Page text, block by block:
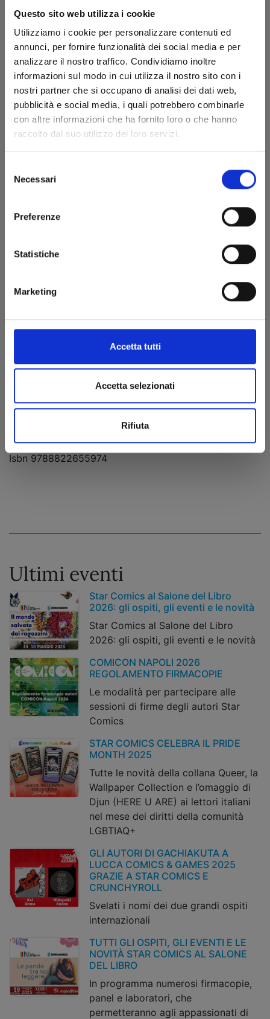
Questo sito web utilizza i cookie
Utilizziamo i cookie per personalizzare contenuti ed
annunci, per fornire funzionalità dei social media e per
analizzare il nostro traffico. Condividiamo inoltre
informazioni sul modo in cui utilizza il nostro sito con i
nostri partner che si occupano di analisi dei dati web,
pubblicità e social media, i quali potrebbero combinarle
con altre informazioni che ha fornito loro o che hanno
raccolto dal suo utilizzo dei loro servizi.
delNecessari
Preferenze
Statistiche
Marketing
Accetta tutti
Accetta selezionati
Rifiuta
STORY WITH
YAMADA-
LV999 n.1
Mashiro
12.8x18,
b/n, con
Data di
22/04/2025
in fumetteria,
store online.
Isbn 9788822655974
Ultimi eventi
Star Comics al Salone del Libro
2026: gli ospiti, gli eventi e le novità
Star Comics al Salone del Libro
2026: gli ospiti, gli eventi e le novità
COMICON NAPOLI 2026
REGOLAMENTO FIRMACOPIE
Le modalità per partecipare alle
sessioni di firme degli autori Star
Comics
STAR COMICS CELEBRA IL PRIDE
MONTH 2025
Tutte le novità della collana Queer, la
Wallpaper Collection e l’omaggio di
Djun (HERE U ARE) ai lettori italiani
nel mese dei diritti della comunità
LGBTIAQ+
GLI AUTORI DI GACHIAKUTA A
LUCCA COMICS & GAMES 2025
GRAZIE A STAR COMICS E
CRUNCHYROLL
Svelati i nomi dei due grandi ospiti
internazionali
TUTTI GLI OSPITI, GLI EVENTI E LE
NOVITÀ STAR COMICS AL SALONE
DEL LIBRO
In programma numerosi firmacopie,
panel e laboratori, che
permetteranno agli appassionati di